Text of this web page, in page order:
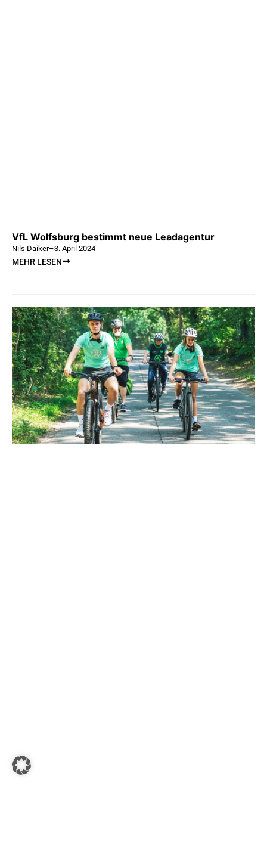
VfL Wolfsburg bestimmt neue Leadagentur
Nils Daiker–3. April 2024
MEHR LESEN